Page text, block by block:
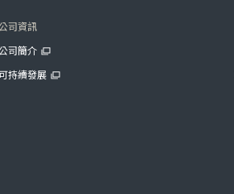
司資訊
司簡介
持續發展